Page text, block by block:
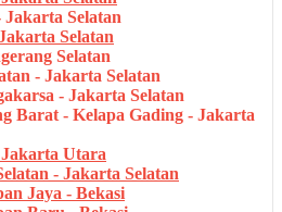
Jakarta Selatan
Selatan
Selatan
- Jakarta Selatan
- Jakarta Selatan
Barat - Kelapa Gading - Jakarta
Utara
- Jakarta Selatan
Jaya - Bekasi